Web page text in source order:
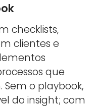
checklists,
clientes e
que
Sem o playbook,
do insight; com